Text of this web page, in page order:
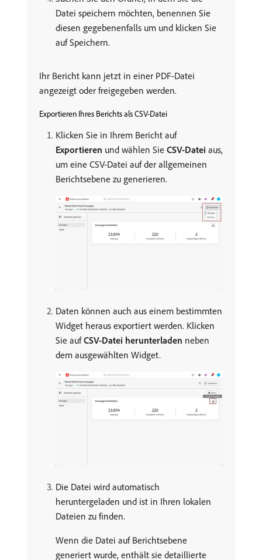
Datei speichern möchten, benennen Sie
diesen gegebenenfalls um und klicken Sie
auf Speichern.
Ihr Bericht kann jetzt in einer PDF-Datei
angezeigt oder freigegeben werden.
Exportieren Ihres Berichts als CSV-Datei
Klicken Sie in Ihrem Bericht auf
Exportieren und wählen Sie CSV-Datei aus,
um eine CSV-Datei auf der allgemeinen
Berichtsebene zu generieren.
Daten können auch aus einem bestimmten
Widget heraus exportiert werden. Klicken
Sie aufCSV-Datei herunterladen neben
dem ausgewählten Widget.
Die Datei wird automatisch
heruntergeladen und ist in Ihren lokalen
Dateien zu finden.
Wenn die Datei auf Berichtsebene
generiert wurde, enthält sie detaillierte